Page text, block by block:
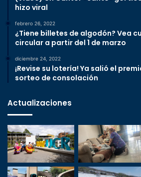
hizo viral
febrero 26, 2022
¿Tiene billetes de algodón? Vea
circular a partir del 1 de marzo
diciembre 24, 2022
¡Revise su lotería! Ya salió el
sorteo de consolación
Actualizaciones